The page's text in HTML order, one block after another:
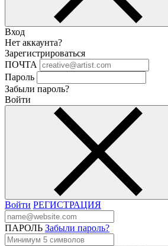
Вход
Нет аккаунта?
Зарегистрироваться
ПОЧТА
Пароль
Забыли пароль?
Войти
Войти РЕГИСТРАЦИЯ
ПАРОЛЬ Забыли пароль?